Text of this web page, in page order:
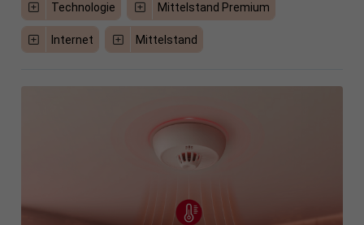
Technologie Mittelstand Premium
Internet Mittelstand